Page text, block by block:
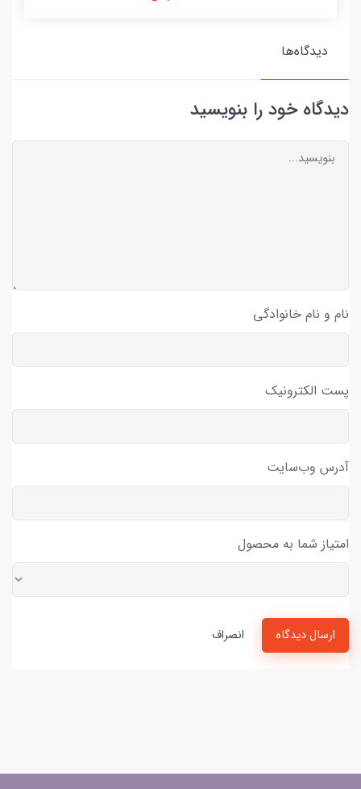
دیدگاه‌ها
دیدگاه خود را بنویسید
نام و نام خانوادگی
پست الکترونیک
آدرس وب‌سایت
امتیاز شما به محصول
ارسال دیدگاه انصراف